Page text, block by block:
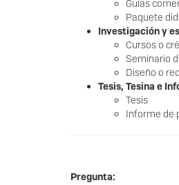
Guías
Paquete
Investigación y
Cursos o
Seminario
Diseño o
Tesis, Tesina e
Tesis
Informe de
Pregunta: